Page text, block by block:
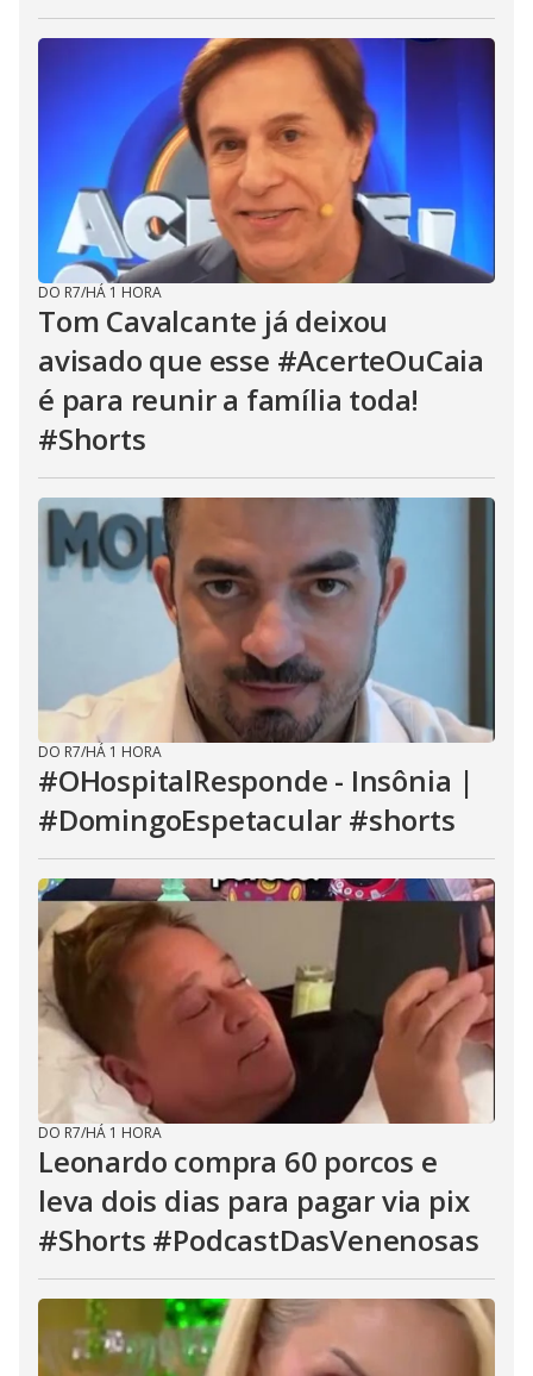
DO R7/HÁ 1 HORA
Tom Cavalcante já deixou
avisado que esse #AcerteOuCaia
é para reunir a família toda!
#Shorts
DO R7/HÁ 1 HORA
#OHospitalResponde - Insônia |
#DomingoEspetacular #shorts
DO R7/HÁ 1 HORA
Leonardo compra 60 porcos e
leva dois dias para pagar via pix
#Shorts #PodcastDasVenenosas